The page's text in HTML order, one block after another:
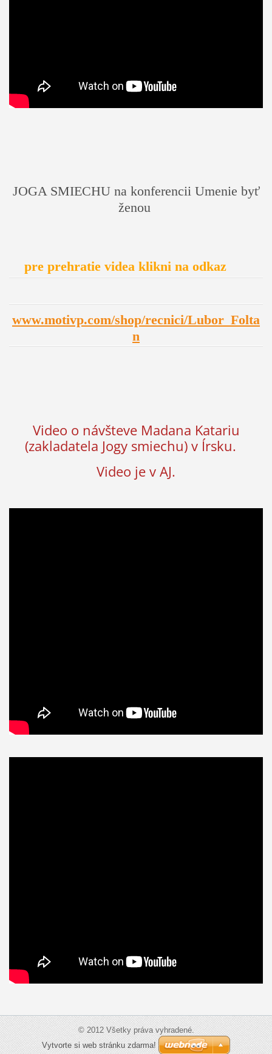
JOGA SMIECHU na konferencii Umenie byť
ženou
pre prehratie videa klikni na odkaz
www.motivp.com/shop/recnici/Lubor_Folta
n
Video o návšteve Madana Katariu
(zakladatela Jogy smiechu) v Írsku.
Video je v AJ.
© 2012 Všetky práva vyhradené.
Vytvorte si web stránku zdarma!